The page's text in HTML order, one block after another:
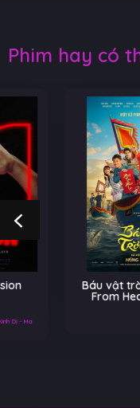
Phim hay có
Báu vật trời cho – A
From Heaven